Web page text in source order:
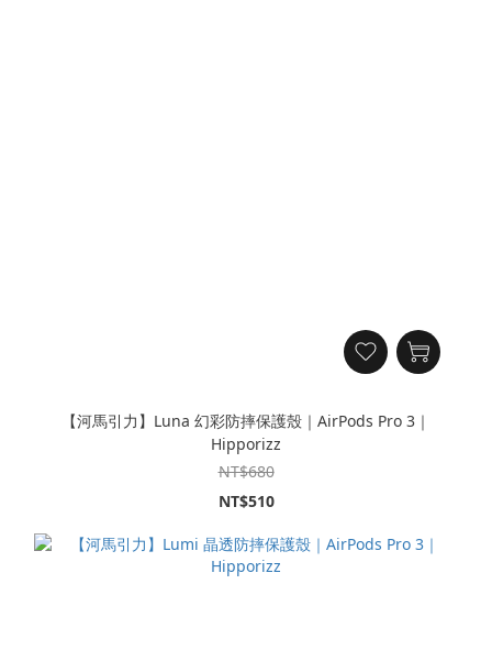
【河馬引力】Luna 幻彩防摔保護殼｜AirPods Pro 3｜
Hipporizz
NT$680
NT$510